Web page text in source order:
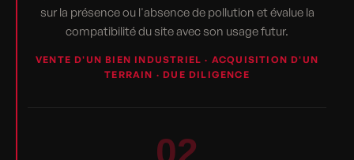
sur la présence ou l'absence de pollution et évalue la
compatibilité du site avec son usage futur.
VENTE D'UN BIEN INDUSTRIEL · ACQUISITION D'UN
TERRAIN · DUE DILIGENCE